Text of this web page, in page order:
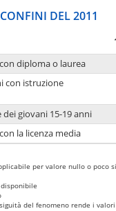
DEL 2011
diploma o laurea
con istruzione
giovani 15-19 anni
la licenza media
per valore nullo o poco
del fenomeno rende i